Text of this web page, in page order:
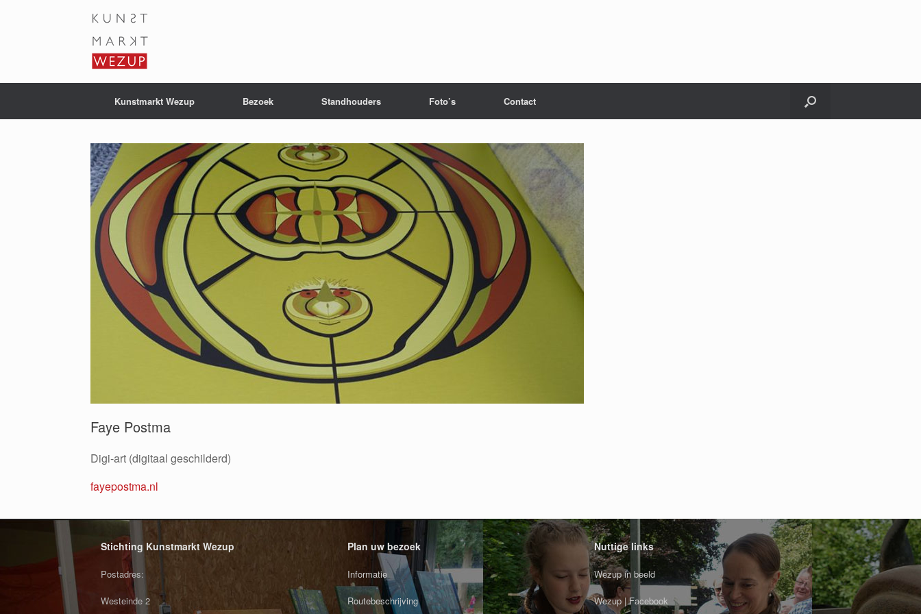
Kunstmarkt Wezup Bezoek Standhouders Foto’s Contact
Faye Postma
Digi-art (digitaal geschilderd)
fayepostma.nl
Stichting Kunstmarkt Wezup
Postadres:
Westeinde 2
Plan uw bezoek
Informatie
Routebeschrijving
Nuttige links
Wezup in beeld
Wezup | Facebook